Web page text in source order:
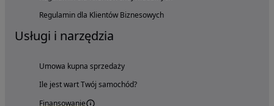
Regulamin dla Klientów Biznesowych
Usługi i narzędzia
Umowa kupna sprzedaży
Ile jest wart Twój samochód?
Finansowanie